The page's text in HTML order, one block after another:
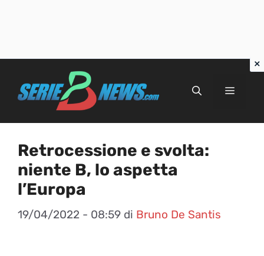
Menu
Retrocessione e svolta:
niente B, lo aspetta
l’Europa
19/04/2022 - 08:59 di Bruno De Santis